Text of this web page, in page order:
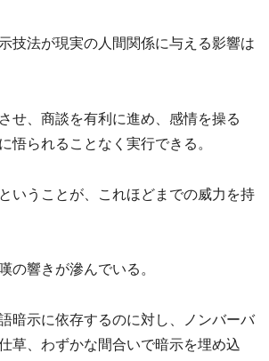
技法が現実の人間関係に与える影響は
せ、商談を有利に進め、感情を操る
られることなく実行できる。
いうことが、これほどまでの威力を持
の響きが滲んでいる。
暗示に依存するのに対し、ノンバーバ
草、わずかな間合いで暗示を埋め込